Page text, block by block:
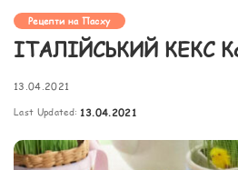
Рецепти на Пасху
ІТАЛІЙСЬКИЙ КЕКС
13.04.2021
Last Updated: 13.04.2021